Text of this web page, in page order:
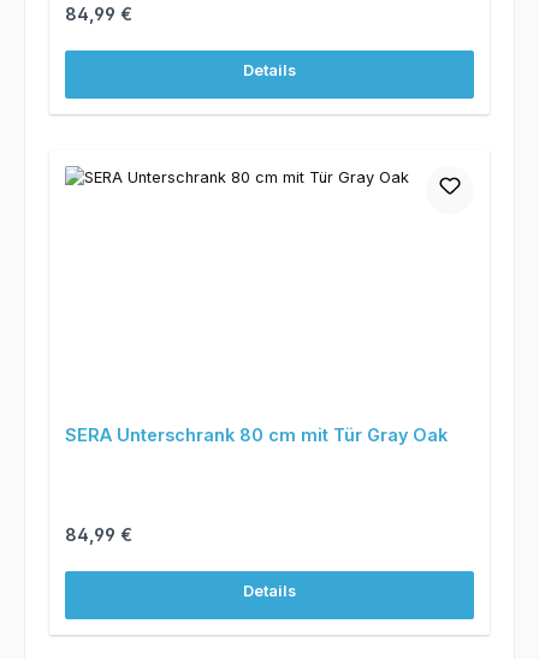
Regulärer Preis:
84,99 €
Details
SERA Unterschrank 80 cm mit Tür Gray Oak
Regulärer Preis:
84,99 €
Details